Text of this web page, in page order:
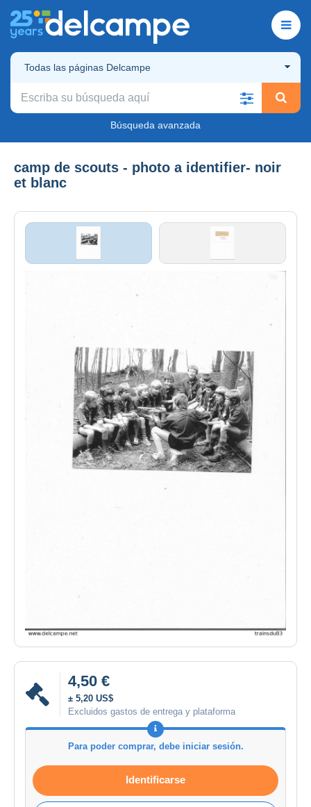
Todas las páginas Delcampe
Búsqueda avanzada
camp de scouts - photo a identifier- noir
et blanc
4,50 €
± 5,20 US$
Excluidos gastos de entrega y plataforma
Para poder comprar, debe iniciar sesión.
Identificarse